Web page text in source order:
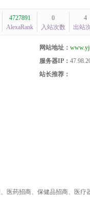
4727891
AlexaRank
0
入站次数
4
出站
网站地址：
服务器IP：
站长推荐：
医药招商、保健品招商、医